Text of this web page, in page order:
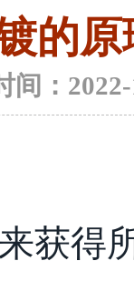
的
间：
获得